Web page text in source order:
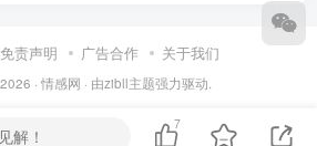
免责声明 广告合作 关于我们
· 情感网 · 由zibll主题强力驱动.
解！
7